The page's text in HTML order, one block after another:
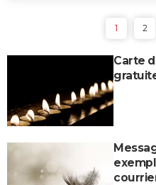
1 2
Carte